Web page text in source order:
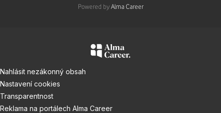
Powered byAlma Career
Nahlásit nezákonný obsah
Nastavení cookies
Transparentnost
Reklama na portálech Alma Career